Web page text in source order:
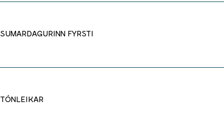
SUMARDAGURINN FYRSTI
TÓNLEIKAR